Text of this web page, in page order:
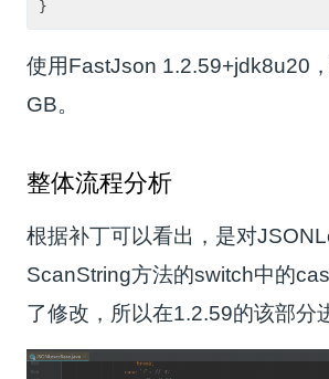
使用FastJson 1.2.59+jdk8u20
GB。
整体流程分析
根据补丁可以看出，是对
ScanString方法的switch中的
了修改，所以在1.2.59的该部分